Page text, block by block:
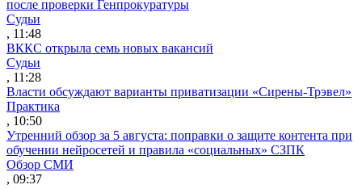
после проверки Генпрокуратуры
Судьи
, 11:48
ВККС открыла семь новых вакансий
Судьи
, 11:28
Власти обсуждают варианты приватизации «Сирены-Трэвел»
Практика
, 10:50
Утренний обзор за 5 августа: поправки о защите контента при
обучении нейросетей и правила «социальных» СЗПК
Обзор СМИ
, 09:37